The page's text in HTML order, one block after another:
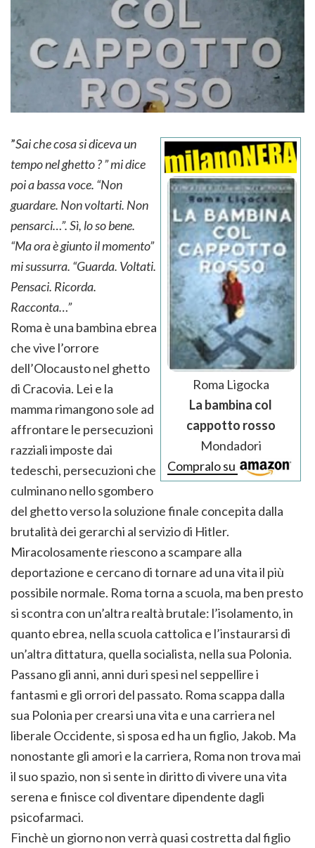
Roma Ligocka
La bambina col
cappotto rosso
Mondadori
Compralo su
”Sai che cosa si diceva un
tempo nel ghetto ? ” mi dice
poi a bassa voce. “Non
guardare. Non voltarti. Non
pensarci…”. Sì, lo so bene.
“Ma ora è giunto il momento”
mi sussurra. “Guarda. Voltati.
Pensaci. Ricorda.
Racconta…”
Roma è una bambina ebrea
che vive l’orrore
dell’Olocausto nel ghetto
di Cracovia. Lei e la
mamma rimangono sole ad
affrontare le persecuzioni
razziali imposte dai
tedeschi, persecuzioni che
culminano nello sgombero
del ghetto verso la soluzione finale concepita dalla
brutalità dei gerarchi al servizio di Hitler.
Miracolosamente riescono a scampare alla
deportazione e cercano di tornare ad una vita il più
possibile normale. Roma torna a scuola, ma ben presto
si scontra con un’altra realtà brutale: l’isolamento, in
quanto ebrea, nella scuola cattolica e l’instaurarsi di
un’altra dittatura, quella socialista, nella sua Polonia.
Passano gli anni, anni duri spesi nel seppellire i
fantasmi e gli orrori del passato. Roma scappa dalla
sua Polonia per crearsi una vita e una carriera nel
liberale Occidente, si sposa ed ha un figlio, Jakob. Ma
nonostante gli amori e la carriera, Roma non trova mai
il suo spazio, non si sente in diritto di vivere una vita
serena e finisce col diventare dipendente dagli
psicofarmaci.
Finchè un giorno non verrà quasi costretta dal figlio